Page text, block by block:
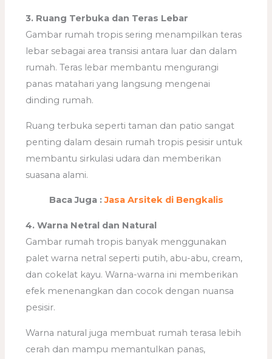
3. Ruang Terbuka dan Teras Lebar
Gambar rumah tropis sering menampilkan teras
lebar sebagai area transisi antara luar dan dalam
rumah. Teras lebar membantu mengurangi
panas matahari yang langsung mengenai
dinding rumah.
Ruang terbuka seperti taman dan patio sangat
penting dalam desain rumah tropis pesisir untuk
membantu sirkulasi udara dan memberikan
suasana alami.
Baca Juga :Jasa Arsitek di Bengkalis
4. Warna Netral dan Natural
Gambar rumah tropis banyak menggunakan
palet warna netral seperti putih, abu-abu, cream,
dan cokelat kayu. Warna-warna ini memberikan
efek menenangkan dan cocok dengan nuansa
pesisir.
Warna natural juga membuat rumah terasa lebih
cerah dan mampu memantulkan panas,